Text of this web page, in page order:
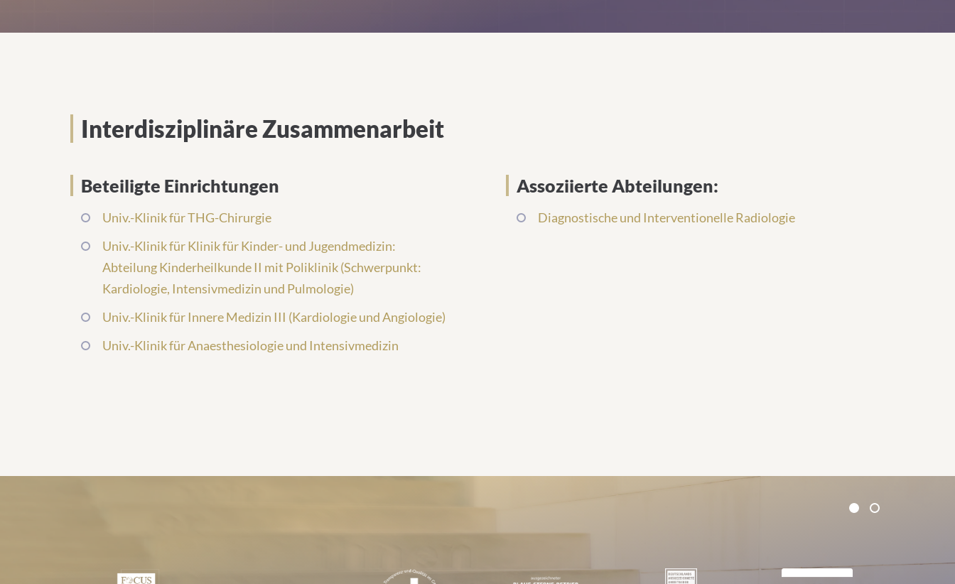
Interdisziplinäre Zusammenarbeit
Beteiligte Einrichtungen
Univ.-Klinik für THG-Chirurgie
Univ.-Klinik für Klinik für Kinder- und Jugendmedizin:
Abteilung Kinderheilkunde II mit Poliklinik (Schwerpunkt:
Kardiologie, Intensivmedizin und Pulmologie)
Univ.-Klinik für Innere Medizin III (Kardiologie und Angiologie)
Univ.-Klinik für Anaesthesiologie und Intensivmedizin
Assoziierte Abteilungen:
Diagnostische und Interventionelle Radiologie
1 2